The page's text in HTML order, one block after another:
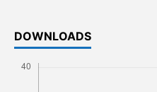
DOWNLOADS